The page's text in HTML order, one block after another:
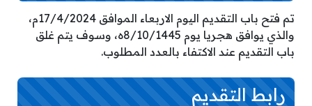
تم فتح باب التقديم اليوم الاربعاء الموافق 17/4/2024م،
والذي يوافق هجريا يوم 8/10/1445ه، وسوف يتم غلق
باب التقديم عند الاكتفاء بالعدد المطلوب.
رابط التقديم